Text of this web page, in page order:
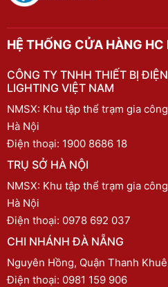
HỆ THỐNG CỬA HÀNG
CÔNG TY TNHH THIẾT BỊ
LIGHTING VIỆT NAM
NMSX: Khu tập thể trạm gia
Hà Nội
Điện thoại: 1900 8686 18
TRỤ SỞ HÀ NỘI
NMSX: Khu tập thể trạm gia
Hà Nội
Điện thoại: 0978 692 037
CHI NHÁNH ĐÀ NẴNG
Nguyên Hồng, Quận Thanh
Điện thoại: 0981 159 906